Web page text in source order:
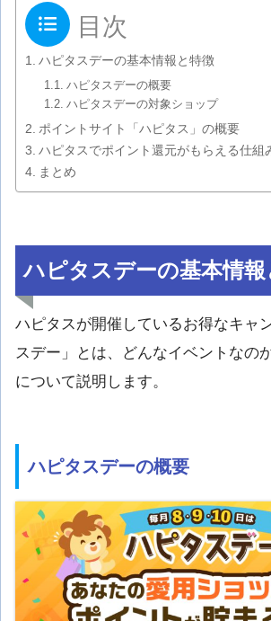
目次
ハピタスデーの基本情報と特徴
ハピタスデーの概要
ハピタスデーの対象ショップ
ポイントサイト「ハピタス」の概要
ハピタスでポイント還元がもらえる仕組
まとめ
ハピタスデーの基本情報
ハピタスが開催しているお得なキャ
スデー」とは、どんなイベントなの
について説明します。
ハピタスデーの概要